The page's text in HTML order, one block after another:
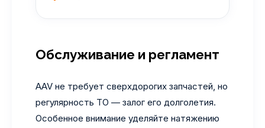
Обслуживание и регламент
AAV не требует сверхдорогих запчастей, но
регулярность ТО — залог его долголетия.
Особенное внимание уделяйте натяжению